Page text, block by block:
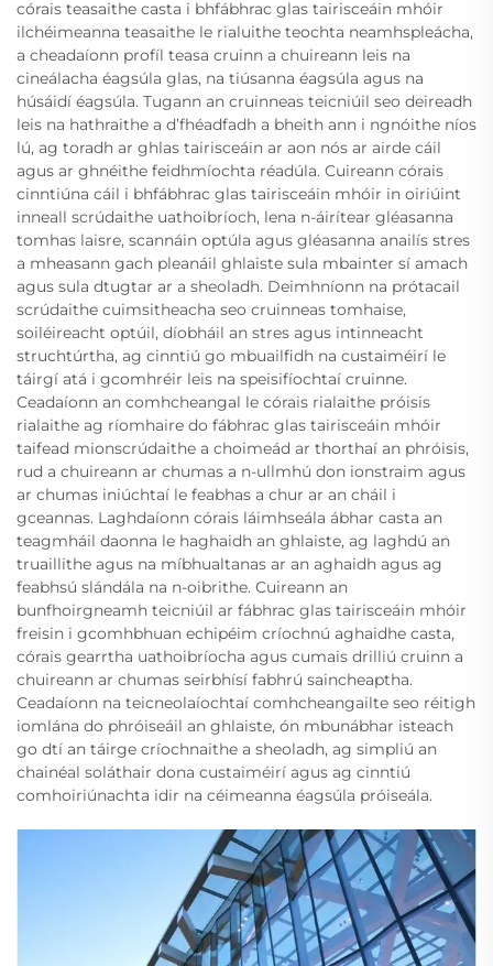
córais teasaithe casta i bhfábhrac glas tairisceáin mhóir
ilchéimeanna teasaithe le rialuithe teochta neamhspleácha,
a cheadaíonn profíl teasa cruinn a chuireann leis na
cineálacha éagsúla glas, na tiúsanna éagsúla agus na
húsáidí éagsúla. Tugann an cruinneas teicniúil seo deireadh
leis na hathraithe a d’fhéadfadh a bheith ann i ngnóithe níos
lú, ag toradh ar ghlas tairisceáin ar aon nós ar airde cáil
agus ar ghnéithe feidhmíochta réadúla. Cuireann córais
cinntiúna cáil i bhfábhrac glas tairisceáin mhóir in oiriúint
inneall scrúdaithe uathoibríoch, lena n-áirítear gléasanna
tomhas laisre, scannáin optúla agus gléasanna anailís stres
a mheasann gach pleanáil ghlaiste sula mbainter sí amach
agus sula dtugtar ar a sheoladh. Deimhníonn na prótacail
scrúdaithe cuimsitheacha seo cruinneas tomhaise,
soiléireacht optúil, díobháil an stres agus intinneacht
struchtúrtha, ag cinntiú go mbuailfidh na custaiméirí le
táirgí atá i gcomhréir leis na speisifíochtaí cruinne.
Ceadaíonn an comhcheangal le córais rialaithe próisis
rialaithe ag ríomhaire do fábhrac glas tairisceáin mhóir
taifead mionscrúdaithe a choimeád ar thorthaí an phróisis,
rud a chuireann ar chumas a n-ullmhú don ionstraim agus
ar chumas iniúchtaí le feabhas a chur ar an cháil i
gceannas. Laghdaíonn córais láimhseála ábhar casta an
teagmháil daonna le haghaidh an ghlaiste, ag laghdú an
truaillithe agus na míbhualtanas ar an aghaidh agus ag
feabhsú slándála na n-oibrithe. Cuireann an
bunfhoirgneamh teicniúil ar fábhrac glas tairisceáin mhóir
freisin i gcomhbhuan echipéim críochnú aghaidhe casta,
córais gearrtha uathoibríocha agus cumais drilliú cruinn a
chuireann ar chumas seirbhísí fabhrú saincheaptha.
Ceadaíonn na teicneolaíochtaí comhcheangailte seo réitigh
iomlána do phróiseáil an ghlaiste, ón mbunábhar isteach
go dtí an táirge críochnaithe a sheoladh, ag simpliú an
chainéal soláthair dona custaiméirí agus ag cinntiú
comhoiriúnachta idir na céimeanna éagsúla próiseála.